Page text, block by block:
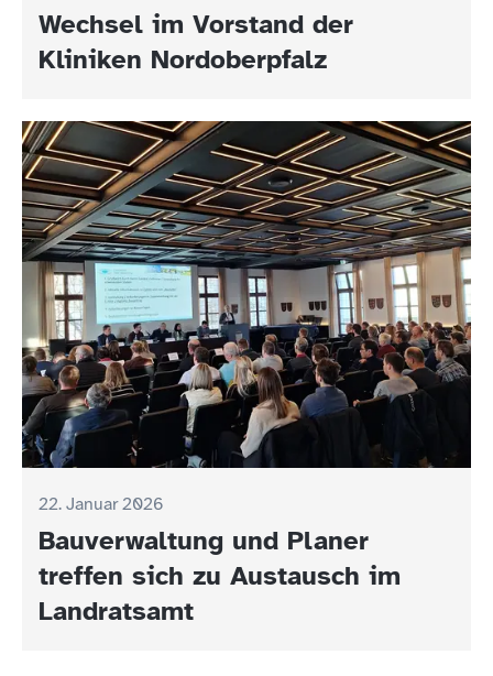
Wechsel im Vorstand der
Kliniken Nordoberpfalz
22. Januar 2026
Bauverwaltung und Planer
treffen sich zu Austausch im
Landratsamt